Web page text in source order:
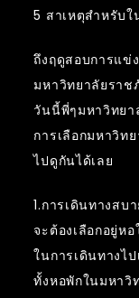
5 สาเหตุสำหรับใ
ถึงฤดูสอบการแข่
มหาวิทยาลัยราช
วันนี้พี่ๆมหาวิทย
การเลือกมหาวิท
ไปดูกันได้เลย
1.การเดินทางสบ
จะต้องเลือกอยู่ห
ในการเดินทางไ
ทั้งหอพักในมหาวิ